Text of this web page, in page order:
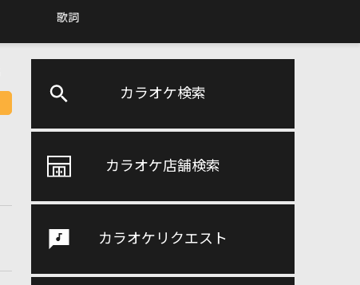
歌詞
カラオケ検索
カラオケ店舗検索
カラオケリクエスト